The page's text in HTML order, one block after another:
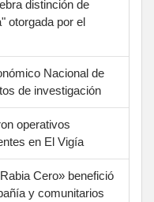
distinción de
otorgada por el
Nacional de
de investigación
operativos
en El Vigía
Cero» benefició
y comunitarios